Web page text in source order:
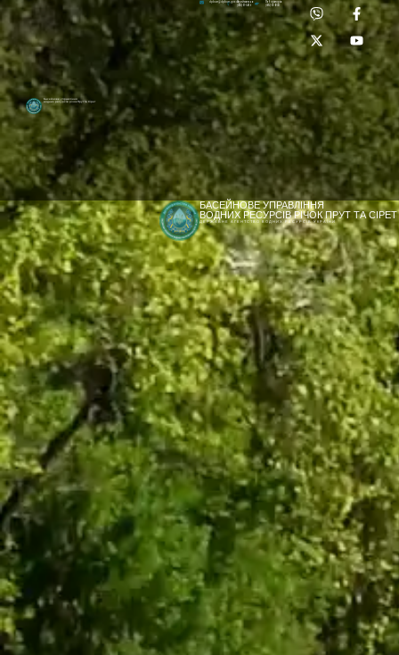
[newyear_garland]
Басейнове управління
водних ресурсів річок Прут та Сірет
Лабораторія:
(0372) 53-92-00
dpbuvr@dpbuvr.gov.uaПриймальня:
(0372) 51-14-56
БАСЕЙНОВЕ УПРАВЛІННЯ
ВОДНИХ РЕСУРСІВ РІЧОК ПРУТ ТА СІРЕТ
ДЕРЖАВНЕ АГЕНТСТВО ВОДНИХ РЕСУРСІВ УКРАЇНИ